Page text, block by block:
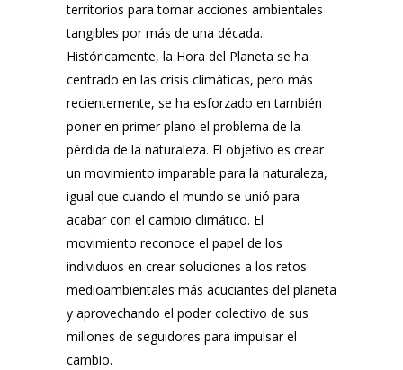
territorios para tomar acciones ambientales
tangibles por más de una década.
Históricamente, la Hora del Planeta se ha
centrado en las crisis climáticas, pero más
recientemente, se ha esforzado en también
poner en primer plano el problema de la
pérdida de la naturaleza. El objetivo es crear
un movimiento imparable para la naturaleza,
igual que cuando el mundo se unió para
acabar con el cambio climático. El
movimiento reconoce el papel de los
individuos en crear soluciones a los retos
medioambientales más acuciantes del planeta
y aprovechando el poder colectivo de sus
millones de seguidores para impulsar el
cambio.